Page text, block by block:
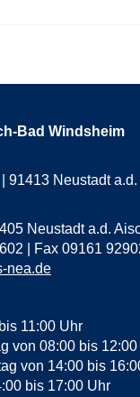
Bad Windsheim
91413 Neustadt a.d.
Neustadt a.d.
| Fax 09161
nea.de
11:00 Uhr
von 08:00 bis
von 14:00 bis
bis 17:00 Uhr